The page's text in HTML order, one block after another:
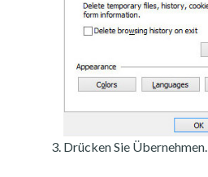
Drücken Sie Übernehmen.